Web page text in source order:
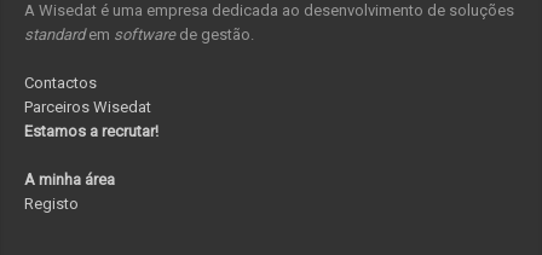
A Wisedat é uma empresa dedicada ao desenvolvimento de soluções
standardem softwarede gestão.
Contactos
Parceiros Wisedat
Estamos a recrutar!
A minha área
Registo